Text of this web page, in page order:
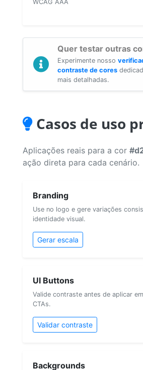
WCAG AAA
Quer testar outras
Experimente nosso
contraste de cores
mais detalhadas.
Casos de uso
Aplicações reais para a cor
ação direta para cada cenário.
Branding
Use no logo e gere variações
identidade visual.
Gerar escala
UI Buttons
Valide contraste antes de aplicar
CTAs.
Validar contraste
Backgrounds